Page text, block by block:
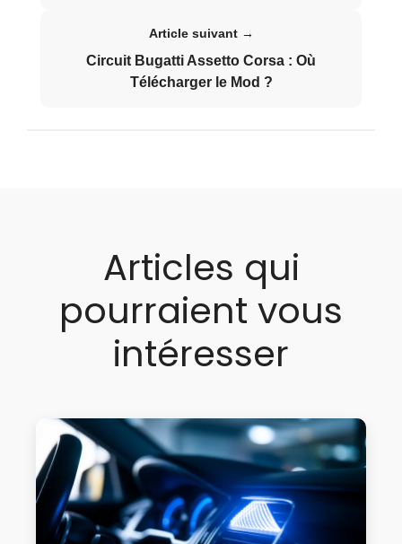
Article suivant →
Circuit Bugatti Assetto Corsa : Où
Télécharger le Mod ?
Articles qui
pourraient vous
intéresser